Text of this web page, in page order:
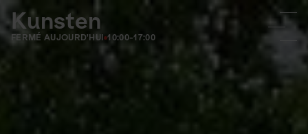
Kunsten
FERMÉ AUJOURD'HUI 10:00-17:00